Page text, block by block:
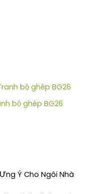
bộ ghép BG26
Ý Cho Ngôi Nhà